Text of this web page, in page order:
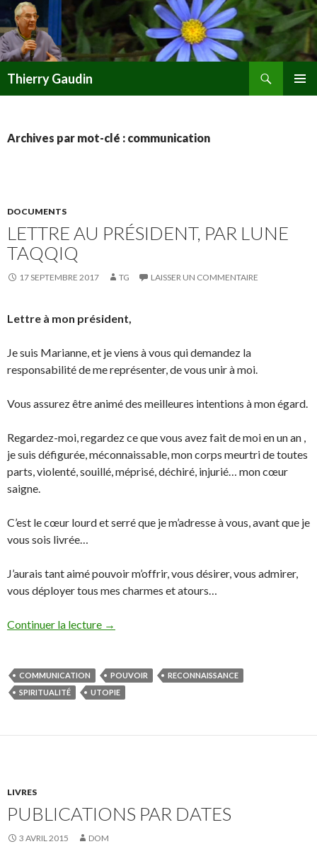
Thierry Gaudin
Archives par mot-clé : communication
DOCUMENTS
LETTRE AU PRÉSIDENT, PAR LUNE
TAQQIQ
17 SEPTEMBRE 2017 TG LAISSER UN COMMENTAIRE
Lettre à mon président,
Je suis Marianne, et je viens à vous qui demandez la
responsabilité de me représenter, de vous unir à moi.
Vous assurez être animé des meilleures intentions à mon égard.
Regardez-moi, regardez ce que vous avez fait de moi en un an ,
je suis défigurée, méconnaissable, mon corps meurtri de toutes
parts, violenté, souillé, méprisé, déchiré, injurié… mon cœur
saigne.
C’est le cœur lourd et serré que je m’adresse à vous, avant que je
vous sois livrée…
J’aurais tant aimé pouvoir m’offrir, vous désirer, vous admirer,
vous déployer tous mes charmes et atours…
Continuer la lecture →
COMMUNICATION POUVOIR
RECONNAISSANCE
SPIRITUALITÉ
UTOPIE
LIVRES
PUBLICATIONS PAR DATES
3 AVRIL 2015 DOM